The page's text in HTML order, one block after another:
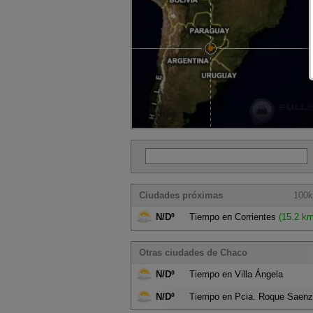
Ciudades próximas
N/Dº Tiempo en Corrientes (15.2
Otras ciudades de Chaco
N/Dº Tiempo en Villa Ángela
N/Dº Tiempo en Pcia. Roque